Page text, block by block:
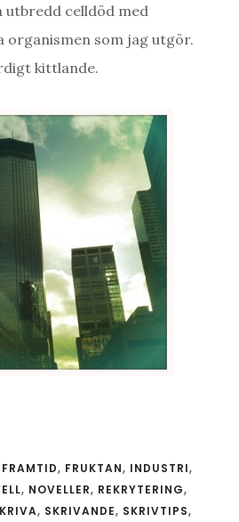
utbredd celldöd med
organismen som jag utgör.
kittlande.
FRAMTID, FRUKTAN, INDUSTRI,
, NOVELLER, REKRYTERING,
, SKRIVANDE, SKRIVTIPS,